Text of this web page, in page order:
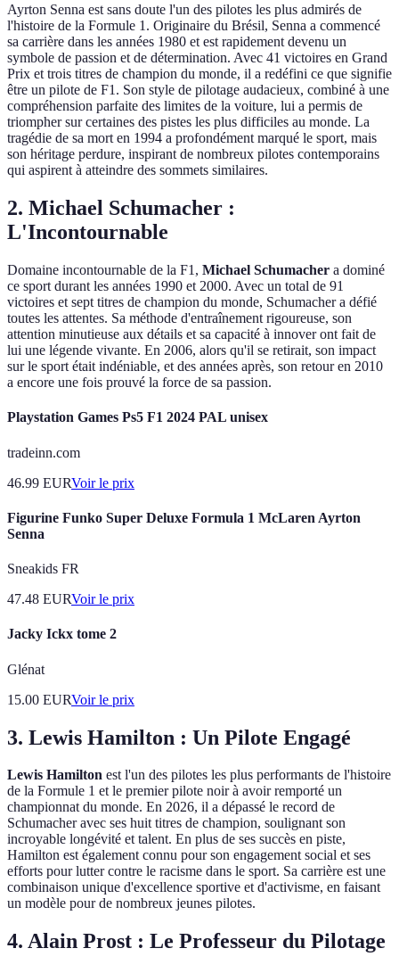
Ayrton Senna est sans doute l'un des pilotes les plus admirés de
l'histoire de la Formule 1. Originaire du Brésil, Senna a commencé
sa carrière dans les années 1980 et est rapidement devenu un
symbole de passion et de détermination. Avec 41 victoires en Grand
Prix et trois titres de champion du monde, il a redéfini ce que signifie
être un pilote de F1. Son style de pilotage audacieux, combiné à une
compréhension parfaite des limites de la voiture, lui a permis de
triompher sur certaines des pistes les plus difficiles au monde. La
tragédie de sa mort en 1994 a profondément marqué le sport, mais
son héritage perdure, inspirant de nombreux pilotes contemporains
qui aspirent à atteindre des sommets similaires.
2. Michael Schumacher :
L'Incontournable
Domaine incontournable de la F1, Michael Schumacher a dominé
ce sport durant les années 1990 et 2000. Avec un total de 91
victoires et sept titres de champion du monde, Schumacher a défié
toutes les attentes. Sa méthode d'entraînement rigoureuse, son
attention minutieuse aux détails et sa capacité à innover ont fait de
lui une légende vivante. En 2006, alors qu'il se retirait, son impact
sur le sport était indéniable, et des années après, son retour en 2010
a encore une fois prouvé la force de sa passion.
Playstation Games Ps5 F1 2024 PAL unisex
tradeinn.com
46.99 EURVoir le prix
Figurine Funko Super Deluxe Formula 1 McLaren Ayrton
Senna
Sneakids FR
47.48 EURVoir le prix
Jacky Ickx tome 2
Glénat
15.00 EURVoir le prix
3. Lewis Hamilton : Un Pilote Engagé
Lewis Hamilton est l'un des pilotes les plus performants de l'histoire
de la Formule 1 et le premier pilote noir à avoir remporté un
championnat du monde. En 2026, il a dépassé le record de
Schumacher avec ses huit titres de champion, soulignant son
incroyable longévité et talent. En plus de ses succès en piste,
Hamilton est également connu pour son engagement social et ses
efforts pour lutter contre le racisme dans le sport. Sa carrière est une
combinaison unique d'excellence sportive et d'activisme, en faisant
un modèle pour de nombreux jeunes pilotes.
4. Alain Prost : Le Professeur du Pilotage